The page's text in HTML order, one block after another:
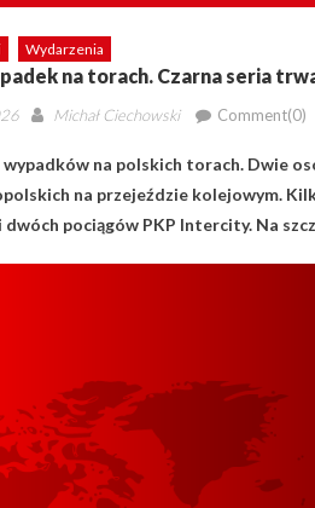
Wydarzenia
na torach. Czarna seria
Author
Michał Ciechowski Comment(0)
wypadków na polskich torach. Dwie
na przejeździe kolejowym.
pociągów PKP Intercity. Na